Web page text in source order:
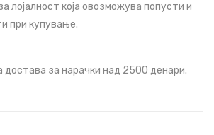
лојалност која овозможува попусти и
при купување.
достава за нарачки над 2500 денари.